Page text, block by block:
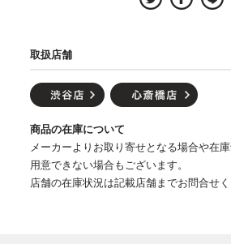
取扱店舗
商品の在庫について
メーカーよりお取り寄せとなる場合や在
用意できない場合もございます。
店舗の在庫状況は記載店舗までお問合せく